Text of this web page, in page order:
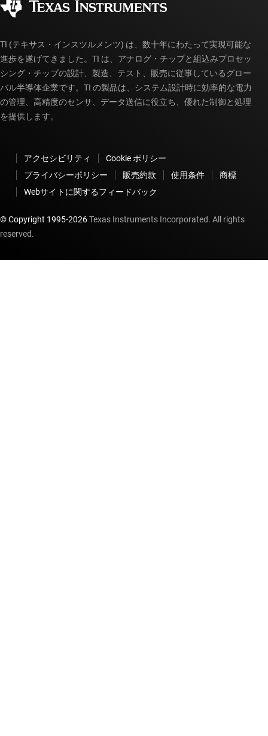
myTI アカウントの FAQ
TI (テキサス・インスツルメンツ) は、数十年にわたって実現可能な
進歩を遂げてきました。TI は、アナログ・チップと組込みプロセッ
シング・チップの設計、製造、テスト、販売に従事しているグロー
バル半導体企業です。TI の製品は、システム設計時に効率的な電力
の管理、高精度のセンサ、データ送信に役立ち、優れた制御と処理
を提供します。
アクセシビリティ
Cookie ポリシー
プライバシーポリシー
販売約款 使用条件
商標
Webサイトに関するフィードバック
© Copyright 1995-2026Texas Instruments Incorporated. All rights
reserved.